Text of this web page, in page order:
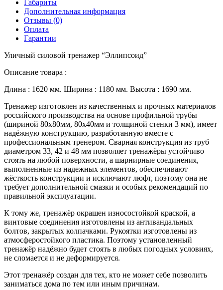
Габариты
Дополнительная информация
Отзывы (0)
Оплата
Гарантии
Уличный силовой тренажер “Эллипсоид”
Описание товара :
Длина : 1620 мм. Ширина : 1180 мм. Высота : 1690 мм.
Тренажер изготовлен из качественных и прочных материалов
российского производства на основе профильной трубы
(шириной 80х80мм,­­­ 80х40мм и толщиной стенки 3 мм), имеет
надёжную конструкцию, разработанную вместе с
профессиональным тренером. Сварная конструкция из труб
диаметром 33, 42 и 48 мм позволяет тренажёры устойчиво
стоять на любой поверхности, а шарнирные соединения,
выполненные из надежных элементов, обеспечивают
жёсткость конструкции и исключают люфт, поэтому она не
требует дополнительной смазки и особых рекомендаций по
правильной эксплуатации.
К тому же, тренажёр окрашен износостойкой краской, а
винтовые соединения изготовлены из антивандальных
болтов, закрытых колпачками. Рукоятки изготовлены из
атмосферостойкого пластика. Поэтому установленный
тренажёр надёжно будет стоять в любых погодных условиях,
не сломается и не деформируется.
Этот тренажёр создан для тех, кто не может себе позволить
заниматься дома по тем или иным причинам.